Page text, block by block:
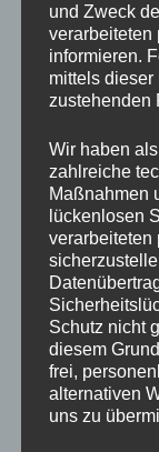
Leider musste
eines Umzugs
Freigangs
Die beiden
Anfangs
entwickeln
Menschen.
und Zweck
verarbeiteten
informieren.
mittels
zustehenden
Wir haben
zahlreiche
Maßnahmen
lückenlosen
verarbeiteten
Schutz nicht
diesem
frei,
alternativen
uns zu